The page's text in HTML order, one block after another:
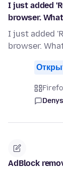
I just added
browser.
I just added
browser.
Denys
AdBlock